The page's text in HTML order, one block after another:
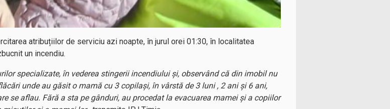
atribuțiilor de serviciu azi noapte, în jurul orei 01:30, în localitatea
un incendiu.
specializate, în vederea stingerii incendiului și, observând că din imobil nu
unde au găsit o mamă cu 3 copilași, în vârstă de 3 luni , 2 ani și 6 ani,
se aflau. Fără a sta pe gânduri, au procedat la evacuarea mamei și a copiilor